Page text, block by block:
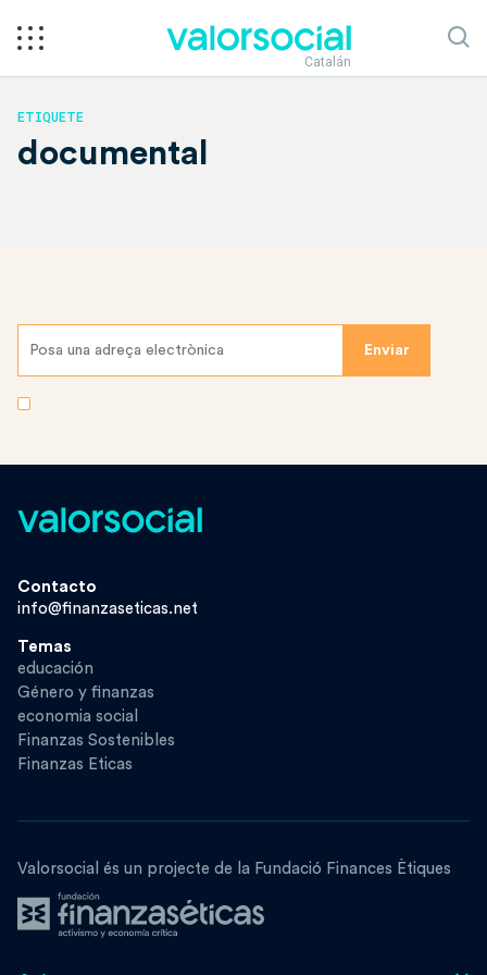
Catalán
ETIQUETE
documental
Contacto
info@finanzaseticas.net
Temas
educación
Género y finanzas
economia social
Finanzas Sostenibles
Finanzas Eticas
Valorsocial és un projecte de la Fundació Finances Ètiques